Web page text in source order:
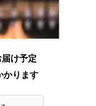
け予定
かります